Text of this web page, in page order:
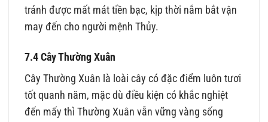
tránh được mất mát tiền bạc, kịp thời nắm bắt vận
may đến cho người mệnh Thủy.
7.4 Cây Thường Xuân
Cây Thường Xuân là loài cây có đặc điểm luôn tươi
tốt quanh năm, mặc dù điều kiện có khắc nghiệt
đến mấy thì Thường Xuân vẫn vững vàng sống